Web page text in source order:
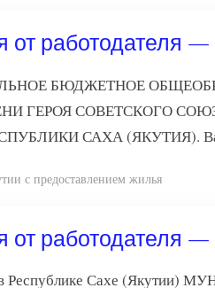
от работодателя —
БЮДЖЕТНОЕ
ГЕРОЯ СОВЕТСКОГО
САХА (ЯКУТИЯ).
с предоставлением жилья
от работодателя
в Республике Сахе